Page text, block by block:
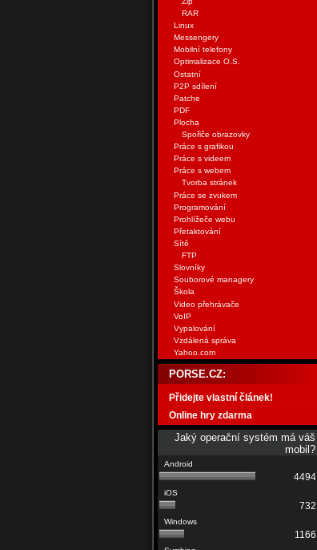
RAR
Linux
Messengery
Mobilní telefony
Optimalizace O.S.
Ostatní
P2P sdílení
Patche
PDF
Plocha
Spořiče obrazovky
Práce s grafikou
Práce s videem
Práce s webem
Tvorba stránek
Práce se zvukem
Programování
Prohlížeče webu
Přetaktování
Sítě
FTP
Slovníky
Souborové managery
Škola
Video přehrávače
VoIP
Vypalování
Vzdálená správa
Yahoo.com
PORSE.CZ:
Přidejte vlastní článek!
Online hry zdarma
Jaký operační systém má váš
mobil?
4494
732
1166